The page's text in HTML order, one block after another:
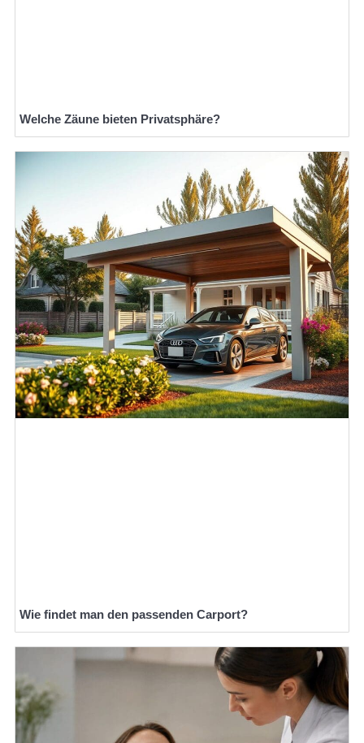
Welche Zäune bieten Privatsphäre?
Wie findet man den passenden Carport?